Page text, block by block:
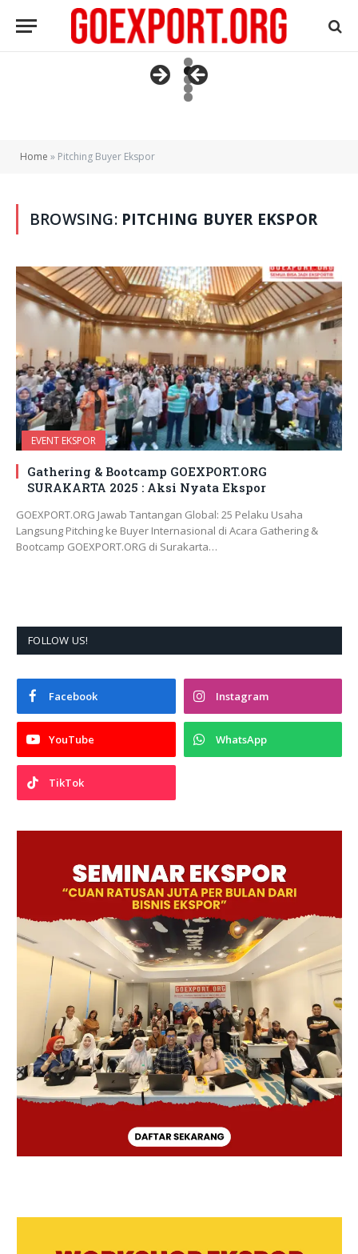
Home » Pitching Buyer Ekspor
BROWSING: PITCHING BUYER EKSPOR
EVENT EKSPOR
Gathering & Bootcamp GOEXPORT.ORG
SURAKARTA 2025 : Aksi Nyata Ekspor
GOEXPORT.ORG Jawab Tantangan Global: 25 Pelaku Usaha
Langsung Pitching ke Buyer Internasional di Acara Gathering &
Bootcamp GOEXPORT.ORG di Surakarta…
FOLLOW US!
Facebook Instagram
YouTube WhatsApp
TikTok